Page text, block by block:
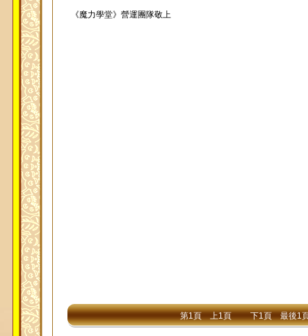
《魔力學堂》營運團隊敬上
第1頁 上1頁 下1頁 最後1